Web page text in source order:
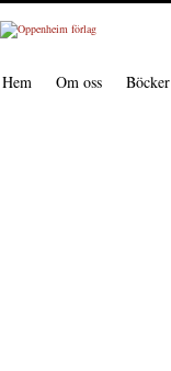
Hem Om oss Böcker